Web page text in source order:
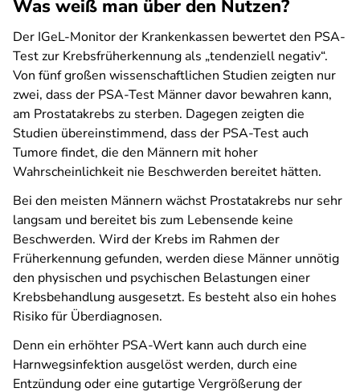
Was weiß man über den Nutzen?
Der IGeL-Monitor der Krankenkassen bewertet den PSA-
Test zur Krebsfrüherkennung als „tendenziell negativ“.
Von fünf großen wissenschaftlichen Studien zeigten nur
zwei, dass der PSA-Test Männer davor bewahren kann,
am Prostatakrebs zu sterben. Dagegen zeigten die
Studien übereinstimmend, dass der PSA-Test auch
Tumore findet, die den Männern mit hoher
Wahrscheinlichkeit nie Beschwerden bereitet hätten.
Bei den meisten Männern wächst Prostatakrebs nur sehr
langsam und bereitet bis zum Lebensende keine
Beschwerden. Wird der Krebs im Rahmen der
Früherkennung gefunden, werden diese Männer unnötig
den physischen und psychischen Belastungen einer
Krebsbehandlung ausgesetzt. Es besteht also ein hohes
Risiko für Überdiagnosen.
Denn ein erhöhter PSA-Wert kann auch durch eine
Harnwegsinfektion ausgelöst werden, durch eine
Entzündung oder eine gutartige Vergrößerung der